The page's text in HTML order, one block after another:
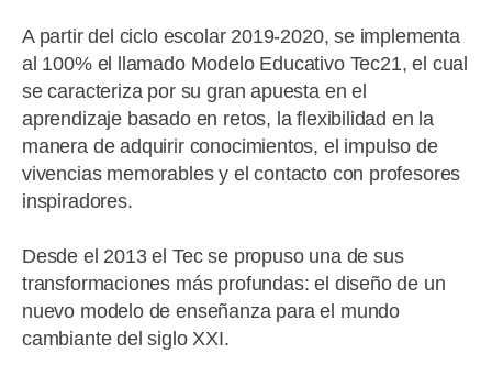
A partir del ciclo escolar 2019-2020, se implementa
al 100% el llamado Modelo Educativo Tec21, el cual
se caracteriza por su gran apuesta en el
aprendizaje basado en retos, la flexibilidad en la
manera de adquirir conocimientos, el impulso de
vivencias memorables y el contacto con profesores
inspiradores.
Desde el 2013 el Tec se propuso una de sus
transformaciones más profundas: el diseño de un
nuevo modelo de enseñanza para el mundo
cambiante del siglo XXI.